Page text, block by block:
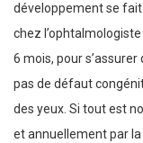
développement se
chez
6 mois, pour s’assurer
pas de défaut
des yeux. Si tout est
et annuellement par